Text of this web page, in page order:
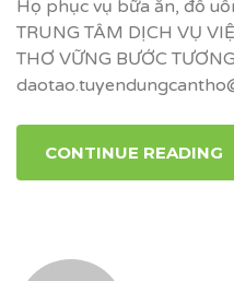
Họ phục vụ bữa ăn, đồ
TRUNG TÂM DỊCH VỤ
THƠ VỮNG BƯỚC
CONTINUE READING